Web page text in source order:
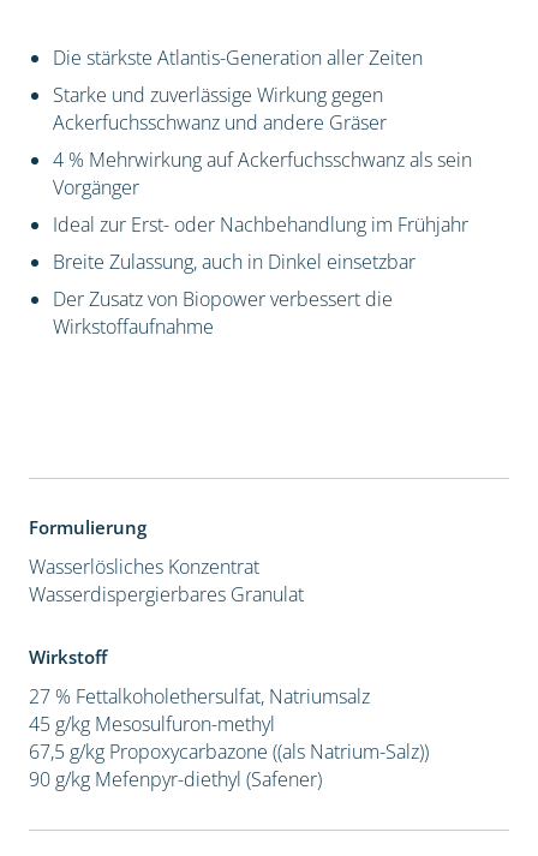
Die stärkste Atlantis-Generation aller Zeiten
Starke und zuverlässige Wirkung gegen
Ackerfuchsschwanz und andere Gräser
4 % Mehrwirkung auf Ackerfuchsschwanz als sein
Vorgänger
Ideal zur Erst- oder Nachbehandlung im Frühjahr
Breite Zulassung, auch in Dinkel einsetzbar
Der Zusatz von Biopower verbessert die
Wirkstoffaufnahme
Formulierung
Wasserlösliches Konzentrat
Wasserdispergierbares Granulat
Wirkstoff
27 % Fettalkoholethersulfat, Natriumsalz
45 g/kg Mesosulfuron-methyl
67,5 g/kg Propoxycarbazone ((als Natrium-Salz))
90 g/kg Mefenpyr-diethyl (Safener)